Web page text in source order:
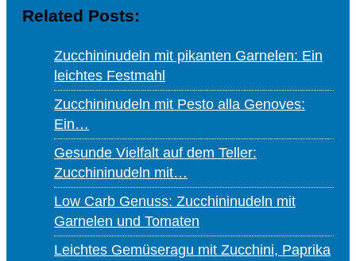
Related Posts:
Zucchininudeln mit pikanten Garnelen: Ein
leichtes Festmahl
Zucchininudeln mit Pesto alla Genoves:
Ein…
Gesunde Vielfalt auf dem Teller:
Zucchininudeln mit…
Low Carb Genuss: Zucchininudeln mit
Garnelen und Tomaten
Leichtes Gemüseragu mit Zucchini, Paprika